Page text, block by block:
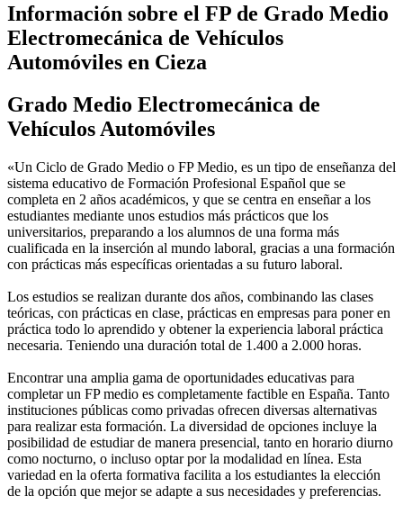
Información sobre el FP de Grado Medio
Electromecánica de Vehículos
Automóviles en Cieza
Grado Medio Electromecánica de
Vehículos Automóviles
«Un Ciclo de Grado Medio o FP Medio, es un tipo de enseñanza del
sistema educativo de Formación Profesional Español que se
completa en 2 años académicos, y que se centra en enseñar a los
estudiantes mediante unos estudios más prácticos que los
universitarios, preparando a los alumnos de una forma más
cualificada en la inserción al mundo laboral, gracias a una formación
con prácticas más específicas orientadas a su futuro laboral.
Los estudios se realizan durante dos años, combinando las clases
teóricas, con prácticas en clase, prácticas en empresas para poner en
práctica todo lo aprendido y obtener la experiencia laboral práctica
necesaria. Teniendo una duración total de 1.400 a 2.000 horas.
Encontrar una amplia gama de oportunidades educativas para
completar un FP medio es completamente factible en España. Tanto
instituciones públicas como privadas ofrecen diversas alternativas
para realizar esta formación. La diversidad de opciones incluye la
posibilidad de estudiar de manera presencial, tanto en horario diurno
como nocturno, o incluso optar por la modalidad en línea. Esta
variedad en la oferta formativa facilita a los estudiantes la elección
de la opción que mejor se adapte a sus necesidades y preferencias.